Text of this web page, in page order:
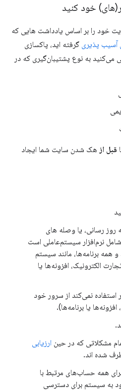
خود کنید
خود را بر اساس یادداشت هایی که
آسیب پذیری گرفته اید، پاکسازی
به نوع پشتیبان‌گیری که در
قبل از هک شدن سایت شما ایجاد
روز رسانی، یا وصله های
نرم‌افزار سیستم‌عاملی است
همه برنامه‌ها، مانند سیستم
الکترونیک، افزونه‌ها یا
استفاده نمی‌کند از سرور خود
یا برنامه‌ها).
مشکلاتی که در حین ارزیابی
شده اند.
همه حساب‌های مرتبط با
به سیستم برای دسترسی